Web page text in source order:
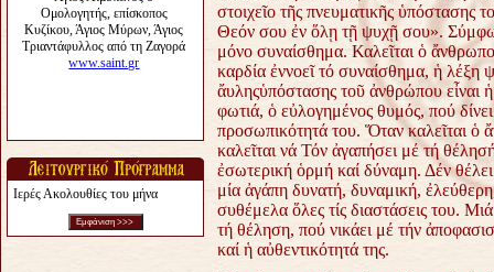
Ιερές Ακολουθίες του μήνα
στοιχεῖο τῆς πνευματικῆς ὑπόστασης
Θεόν σου ἐν ὅλῃ τῇ ψυχῇ σου».
μόνο συναίσθημα. Καλεῖται ὁ
καρδία ἐννοεῖ τό συναίσθημα, ἡ λέξη
ἄυληςὑπόστασης τοῦ ἀνθρώπου
φωτιά, ὁ εὐλογημένος θυμός, πού
προσωπικότητά του. Ὅταν καλεῖται ὁ
καλεῖται νά Τόν ἀγαπήσει μέ τή
ἐσωτερική ὁρμή καί δύναμη. Δέν
μία ἀγάπη δυνατή, δυναμική,
συθέμελα ὅλες τίς διαστάσεις του.
τή θέληση, πού νικάει μέ τήν
καί ἡ αὐθεντικότητά της.